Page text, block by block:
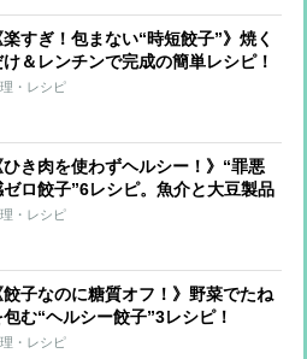
楽すぎ！包まない“時短餃子”》焼く
け＆レンチンで完成の簡単レシピ！
・レシピ
ひき肉を使わずヘルシー！》“罪悪
ゼロ餃子”6レシピ。魚介と大豆製品
満足！
・レシピ
餃子なのに糖質オフ！》野菜でたね
包む“ヘルシー餃子”3レシピ！
・レシピ